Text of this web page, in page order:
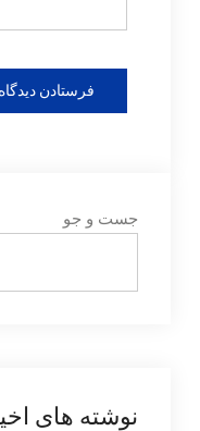
جست و جو
نوشته های